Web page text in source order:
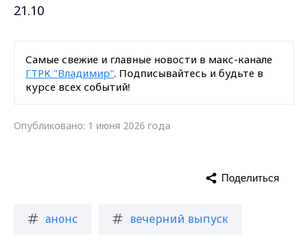
21.10
Самые свежие и главные новости в макс-канале
ГТРК "Владимир". Подписывайтесь и будьте в
курсе всех событий!
Опубликовано: 1 июня 2026 года
анонс вечерний выпуск
Поделиться